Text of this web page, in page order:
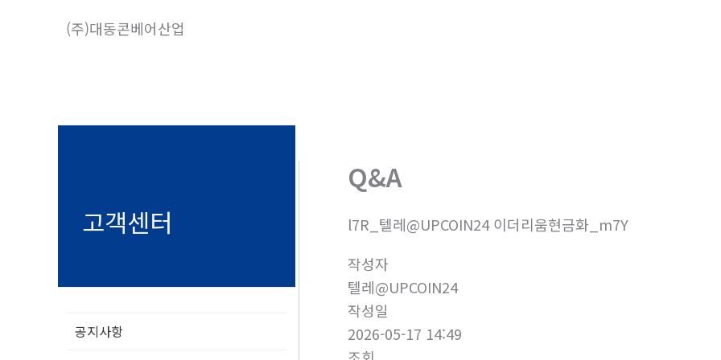
(주)대동콘베어산업
고객센터
공지사항
Q&A
l7R_텔레@UPCOIN24 이더리움현금화_m7Y
작성자
텔레@UPCOIN24
작성일
2026-05-17 14:49